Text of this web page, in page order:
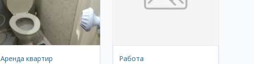
Аренда квартир Работа